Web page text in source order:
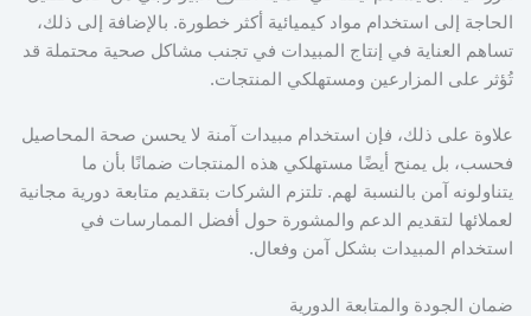
الحاجة إلى استخدام مواد كيميائية أكثر خطورة. بالإضافة إلى ذلك،
تساهم العناية في إنتاج المبيدات في تجنب مشاكل صحية محتملة قد
تُؤثر على المزارعين ومستهلكي المنتجات.
علاوة على ذلك، فإن استخدام مبيدات آمنة لا يحسن صحة المحاصيل
فحسب، بل يمنح أيضًا مستهلكي هذه المنتجات ضمانًا بأن ما
يتناولونه آمن بالنسبة لهم. تلتزم الشركات بتقديم متابعة دورية مجانية
لعملائها لتقديم الدعم والمشورة حول أفضل الممارسات في
استخدام المبيدات بشكل آمن وفعال.
ضمان الجودة والمتابعة الدورية